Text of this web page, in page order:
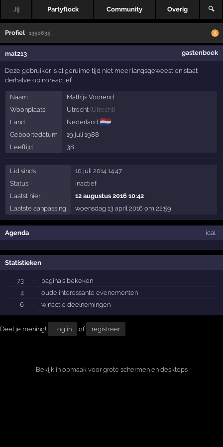
Jij Partyflock Community Overig 🔍
Profiel · 1350635
mat213 gastenboek
Deze gebruiker is al geruime tijd niet meer langsgeweest en staat
derhalve op non-actief.
Naam
Mathijs Voorend
Woonplaats
Utrecht (Utrecht)
Land
Nederland 🇳🇱
Geboortedatum
19 juli 1988
Leeftijd
38
Lid sinds
10 juli 2014 14:47
Status
inactief
Laatst hier
12 augustus 2016 10:42
Laatste aanpassing
woensdag 13 april 2016 om 22:59
Agenda ical
Statistieken
73 ·
pagina's bekeken
4
·
oude interessante evenementen
6
· winactie deelnemingen
Deel je mening! Log in of registreer
Bekijk in opmaak voor grote schermen en desktops